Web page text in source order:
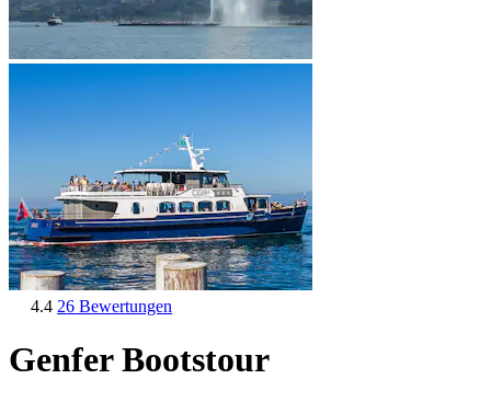
4.4 26 Bewertungen
Genfer Bootstour